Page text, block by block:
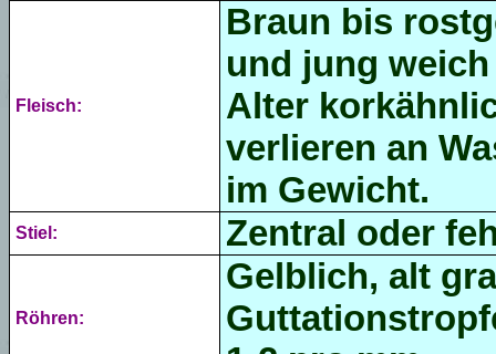
Fleisch:
Braun bis
und jung
Alter
verlieren an
im Gewicht.
Stiel: Zentral oder
Röhren:
Gelblich, alt